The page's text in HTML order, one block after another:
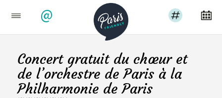
@
Concert gratuit du chœur et
de l’orchestre de Paris à la
Philharmonie de Paris